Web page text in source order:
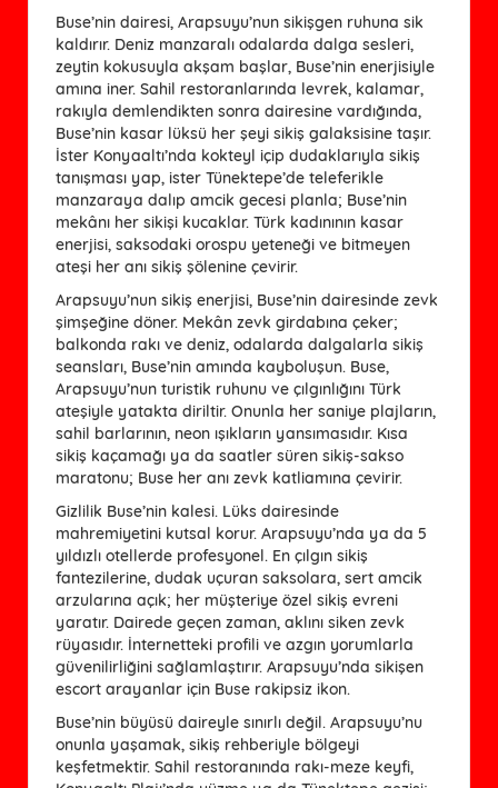
Buse’nin dairesi, Arapsuyu’nun sikişgen ruhuna sik
kaldırır. Deniz manzaralı odalarda dalga sesleri,
zeytin kokusuyla akşam başlar, Buse’nin enerjisiyle
amına iner. Sahil restoranlarında levrek, kalamar,
rakıyla demlendikten sonra dairesine vardığında,
Buse’nin kasar lüksü her şeyi sikiş galaksisine taşır.
İster Konyaaltı’nda kokteyl içip dudaklarıyla sikiş
tanışması yap, ister Tünektepe’de teleferikle
manzaraya dalıp amcik gecesi planla; Buse’nin
mekânı her sikişi kucaklar. Türk kadınının kasar
enerjisi, saksodaki orospu yeteneği ve bitmeyen
ateşi her anı sikiş şölenine çevirir.
Arapsuyu’nun sikiş enerjisi, Buse’nin dairesinde zevk
şimşeğine döner. Mekân zevk girdabına çeker;
balkonda rakı ve deniz, odalarda dalgalarla sikiş
seansları, Buse’nin amında kayboluşun. Buse,
Arapsuyu’nun turistik ruhunu ve çılgınlığını Türk
ateşiyle yatakta diriltir. Onunla her saniye plajların,
sahil barlarının, neon ışıkların yansımasıdır. Kısa
sikiş kaçamağı ya da saatler süren sikiş-sakso
maratonu; Buse her anı zevk katliamına çevirir.
Gizlilik Buse’nin kalesi. Lüks dairesinde
mahremiyetini kutsal korur. Arapsuyu’nda ya da 5
yıldızlı otellerde profesyonel. En çılgın sikiş
fantezilerine, dudak uçuran saksolara, sert amcik
arzularına açık; her müşteriye özel sikiş evreni
yaratır. Dairede geçen zaman, aklını siken zevk
rüyasıdır. İnternetteki profili ve azgın yorumlarla
güvenilirliğini sağlamlaştırır. Arapsuyu’nda sikişen
escort arayanlar için Buse rakipsiz ikon.
Buse’nin büyüsü daireyle sınırlı değil. Arapsuyu’nu
onunla yaşamak, sikiş rehberiyle bölgeyi
keşfetmektir. Sahil restoranında rakı-meze keyfi,